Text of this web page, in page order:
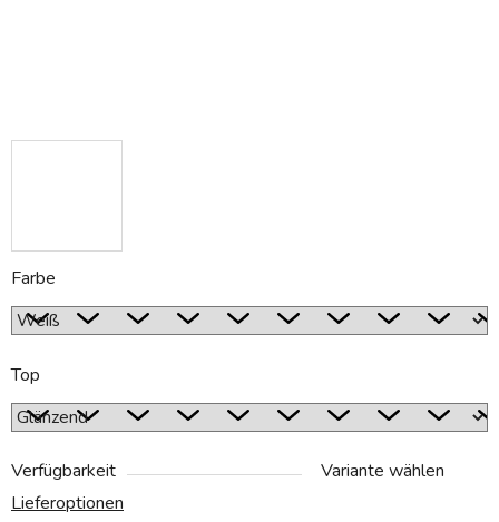
Farbe
Top
Verfügbarkeit
Variante wählen
Lieferoptionen